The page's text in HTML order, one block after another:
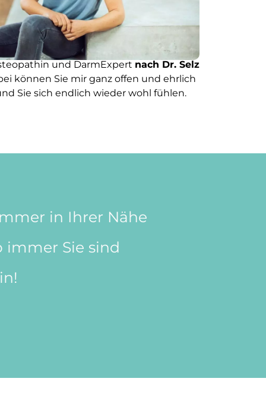
und DarmExpert nach Dr. Selz
können Sie mir ganz offen und ehrlich
Sie sich endlich wieder wohl fühlen.
in Ihrer Nähe
immer Sie sind